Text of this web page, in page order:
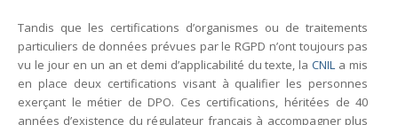
Tandis que les certifications d’organismes ou de traitements
particuliers de données prévues par le RGPD n’ont toujours pas
vu le jour en un an et demi d’applicabilité du texte, laCNIL a mis
en place deux certifications visant à qualifier les personnes
exerçant le métier de DPO. Ces certifications, héritées de 40
années d’existence du régulateur français à accompagner plus